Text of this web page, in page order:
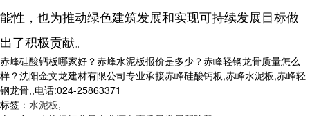
能性，也为推动绿色建筑发展和实现可持续发展目标做
出了积极贡献。
赤峰硅酸钙板哪家好？赤峰水泥板报价是多少？赤峰轻钢龙骨质量怎么
样？沈阳金文龙建材有限公司专业承接赤峰硅酸钙板,赤峰水泥板,赤峰轻
钢龙骨,,电话:024-25863371
标签： 水泥板,